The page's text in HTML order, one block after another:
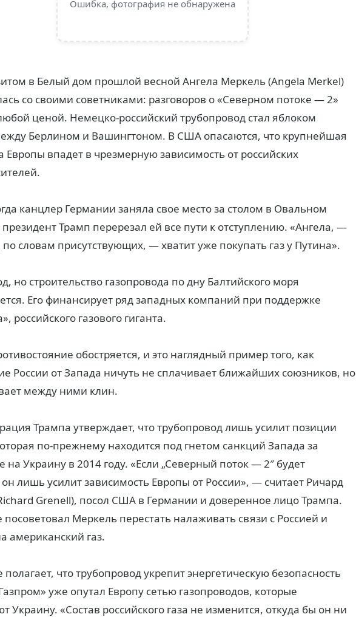
Ошибка, фотография не обнаружена
в Белый дом прошлой весной Ангела Меркель (Angela Merkel)
со своими советниками: разговоров о «Северном потоке — 2»
ценой. Немецко-российский трубопровод стал яблоком
Берлином и Вашингтоном. В США опасаются, что крупнейшая
Европы впадет в чрезмерную зависимость от российских
канцлер Германии заняла свое место за столом в Овальном
Трамп перерезал ей все пути к отступлению. «Ангела, —
по словам присутствующих, — хватит уже покупать газ у Путина».
но строительство газопровода по дну Балтийского моря
Его финансирует ряд западных компаний при поддержке
российского газового гиганта.
обостряется, и это наглядный пример того, как
России от Запада ничуть не сплачивает ближайших союзников, но
между ними клин.
Трампа утверждает, что трубопровод лишь усилит позиции
по-прежнему находится под гнетом санкций Запада за
на Украину в 2014 году. «Если „Северный поток — 2″ будет
лишь усилит зависимость Европы от России», — считает Ричард
Grenell), посол США в Германии и доверенное лицо Трампа.
Меркель перестать налаживать связи с Россией и
американский газ.
что трубопровод укрепит энергетическую безопасность
уже опутал Европу сетью газопроводов, которые
Украину. «Состав российского газа не изменится, откуда бы он ни